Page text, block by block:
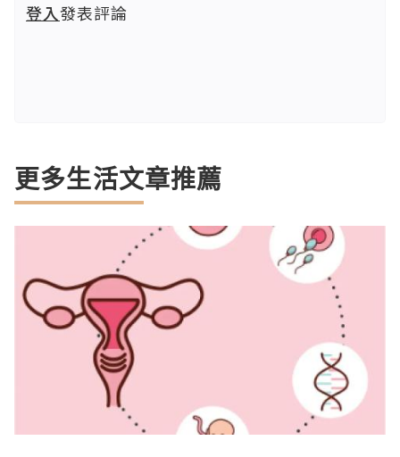
登入發表評論
更多生活文章推薦